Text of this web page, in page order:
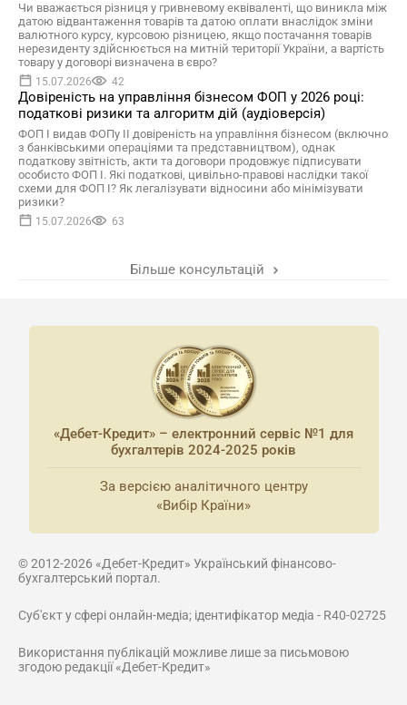
Чи вважається різниця у гривневому еквіваленті, що виникла між
датою відвантаження товарів та датою оплати внаслідок зміни
валютного курсу, курсовою різницею, якщо постачання товарів
нерезиденту здійснюється на митній території України, а вартість
товару у договорі визначена в євро?
15.07.2026 42
Довіреність на управління бізнесом ФОП у 2026 році:
податкові ризики та алгоритм дій (аудіоверсія)
ФОП І видав ФОПу ІІ довіреність на управління бізнесом (включно
з банківськими операціями та представництвом), однак
податкову звітність, акти та договори продовжує підписувати
особисто ФОП І. Які податкові, цивільно-правові наслідки такої
схеми для ФОП І? Як легалізувати відносини або мінімізувати
ризики?
15.07.2026 63
Більше консультацій
«Дебет-Кредит» – електронний сервіс №1 для
бухгалтерів 2024-2025 років
За версією аналітичного центру
«Вибір Країни»
© 2012-2026 «Дебет-Кредит» Український фінансово-
бухгалтерський портал.
Суб'єкт у сфері онлайн-медіа; ідентифікатор медіа - R40-02725
Використання публікацій можливе лише за письмовою
згодою редакції «Дебет-Кредит»